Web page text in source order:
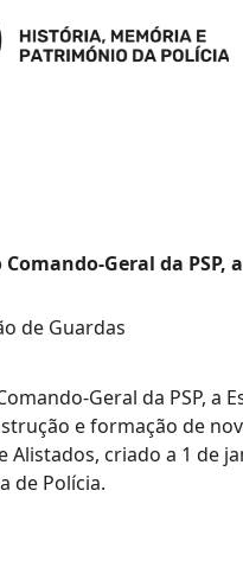
Geral da PSP,
de Guardas
Geral da PSP, a
e formação de
criado a 1 de
de Polícia.